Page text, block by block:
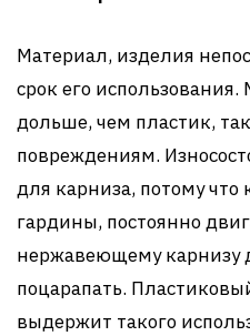
Материал, изделия
срок его
дольше, чем пластик,
повреждениям.
для карниза, потому
гардины, постоянно
нержавеющему карнизу
поцарапать.
выдержит такого